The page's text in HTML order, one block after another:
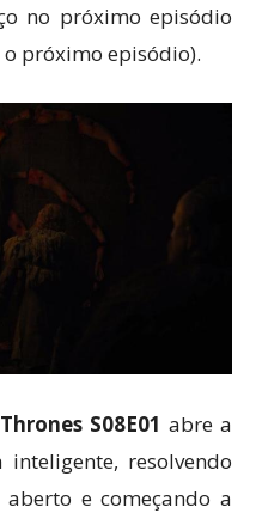
no próximo episódio
próximo episódio).
S08E01 abre a
resolvendo
e começando a